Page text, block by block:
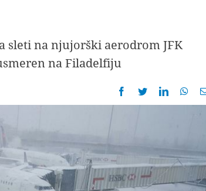
sleti na njujorški aerodrom JFK
na Filadelfiju